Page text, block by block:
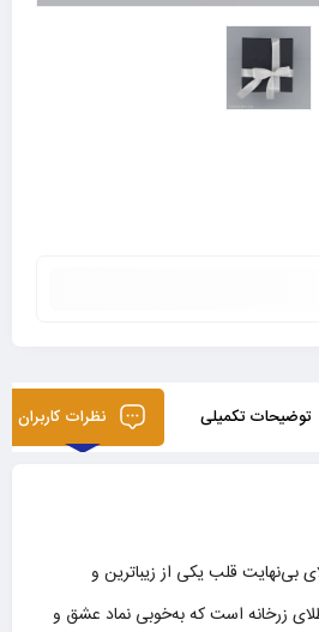
توضیحات تکمیلی نظرات کاربران
بی‌نهایت قلب یکی از زیباترین و
زرخانه است که به‌خوبی نماد عشق و